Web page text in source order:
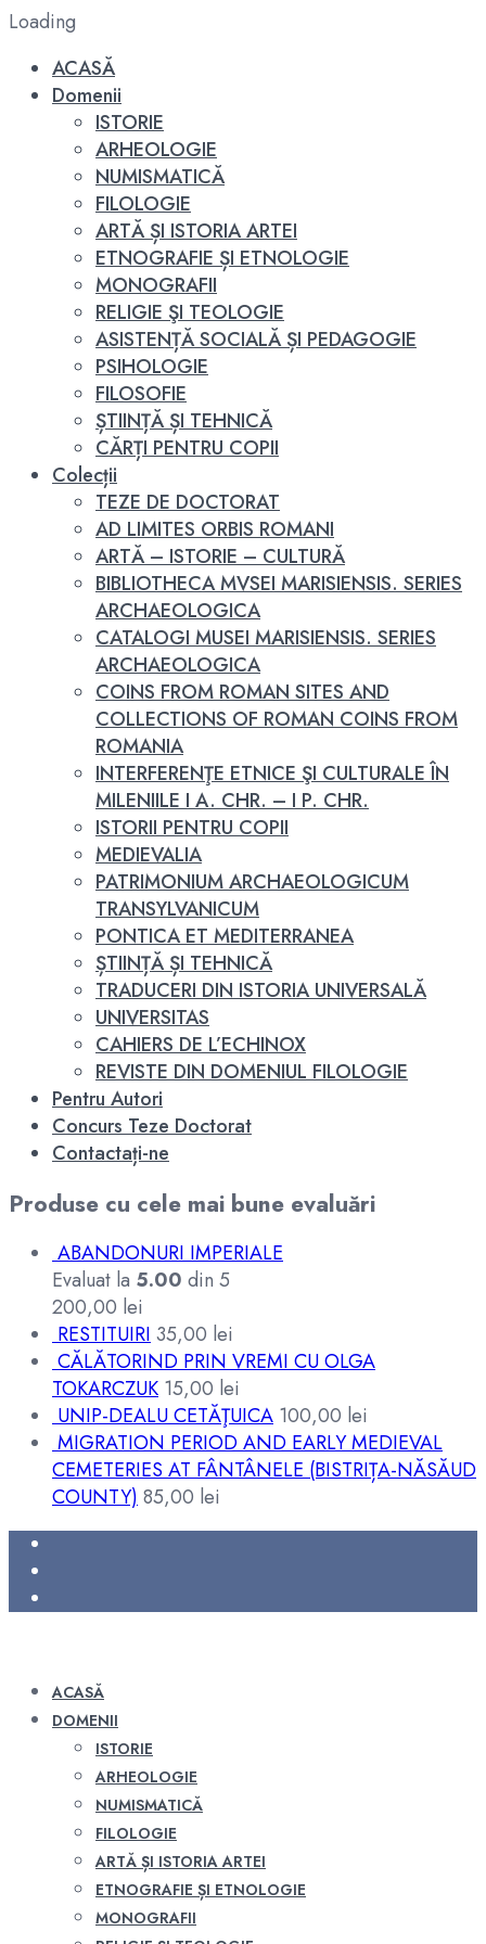
Loading
ACASĂ
Domenii
ISTORIE
ARHEOLOGIE
NUMISMATICĂ
FILOLOGIE
ARTĂ ȘI ISTORIA ARTEI
ETNOGRAFIE ȘI ETNOLOGIE
MONOGRAFII
RELIGIE ŞI TEOLOGIE
ASISTENȚĂ SOCIALĂ ȘI PEDAGOGIE
PSIHOLOGIE
FILOSOFIE
ȘTIINȚĂ ȘI TEHNICĂ
CĂRȚI PENTRU COPII
Colecții
TEZE DE DOCTORAT
AD LIMITES ORBIS ROMANI
ARTĂ – ISTORIE – CULTURĂ
BIBLIOTHECA MVSEI MARISIENSIS. SERIES
ARCHAEOLOGICA
CATALOGI MUSEI MARISIENSIS. SERIES
ARCHAEOLOGICA
COINS FROM ROMAN SITES AND
COLLECTIONS OF ROMAN COINS FROM
ROMANIA
INTERFERENŢE ETNICE ŞI CULTURALE ÎN
MILENIILE I A. CHR. – I P. CHR.
ISTORII PENTRU COPII
MEDIEVALIA
PATRIMONIUM ARCHAEOLOGICUM
TRANSYLVANICUM
PONTICA ET MEDITERRANEA
ȘTIINȚĂ ȘI TEHNICĂ
TRADUCERI DIN ISTORIA UNIVERSALĂ
UNIVERSITAS
CAHIERS DE L’ECHINOX
REVISTE DIN DOMENIUL FILOLOGIE
Pentru Autori
Concurs Teze Doctorat
Contactați-ne
Produse cu cele mai bune evaluări
ABANDONURI IMPERIALE
Evaluat la 5.00 din 5
200,00 lei
RESTITUIRI 35,00 lei
CĂLĂTORIND PRIN VREMI CU OLGA
TOKARCZUK 15,00 lei
UNIP-DEALU CETĂŢUICA 100,00 lei
MIGRATION PERIOD AND EARLY MEDIEVAL
CEMETERIES AT FÂNTÂNELE (BISTRIȚA-NĂSĂUD
COUNTY) 85,00 lei
ACASĂ
DOMENII
ISTORIE
ARHEOLOGIE
NUMISMATICĂ
FILOLOGIE
ARTĂ ȘI ISTORIA ARTEI
ETNOGRAFIE ȘI ETNOLOGIE
MONOGRAFII